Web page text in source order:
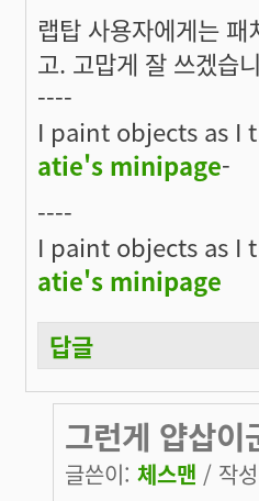
랩탑 사용자에게는
고. 고맙게 잘 쓰겠습
----
I paint objects as I
atie's minipage-
----
I paint objects as I
atie's minipage
답글
그런게 얍삽이
글쓴이: 체스맨 / 작